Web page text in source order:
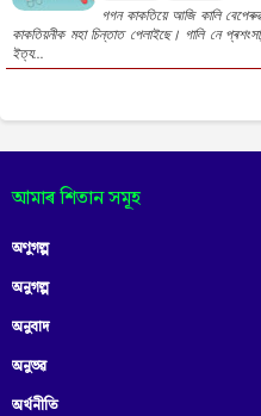
গগন কাকতিয়ে আজি কালি
কাকতিয়নীক মহা চিন্তাত পেলাইছে। গালি নে
ইত্য...
আমাৰ শিতান সমূহ
অণুগল্প
অনুগল্প
অনুবাদ
অনুভৱ
অৰ্থনীতি